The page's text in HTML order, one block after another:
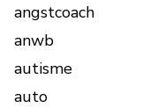
angstcoach
anwb
autisme
auto